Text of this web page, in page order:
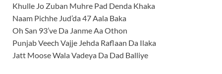
Khulle Jo Zuban Muhre Pad Denda Khaka
Naam Pichhe Jud’da 47 Aala Baka
Oh San 93’ve Da Janme Aa Othon
Punjab Veech Vajje Jehda Raflaan Da Ilaka
Jatt Moose Wala Vadeya Da Dad Balliye